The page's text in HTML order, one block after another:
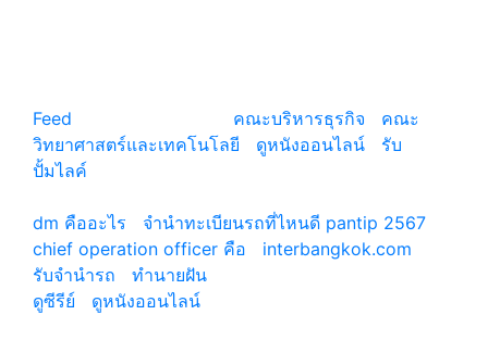
Feed
คณะบริหารธุรกิจ
คณะ
วิทยาศาสตร์และเทคโนโลยี
ดูหนังออนไลน์
รับ
ปั้มไลค์
dm คืออะไร
จํานําทะเบียนรถที่ไหนดี pantip 2567
chief operation officer คือ
interbangkok.com
รับจํานํารถ
ทํานายฝัน
ดูซีรีย์
ดูหนังออนไลน์